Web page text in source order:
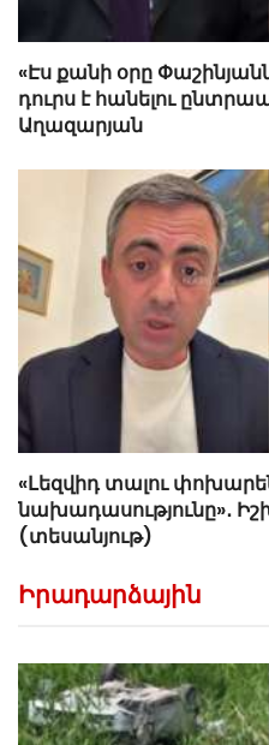
«Էս քանի օրը
դուրս է հանելու
Աղազարյան
«Լեզվիդ տալու
նախադասությունը»․
(տեսանյութ)
Իրադարձային